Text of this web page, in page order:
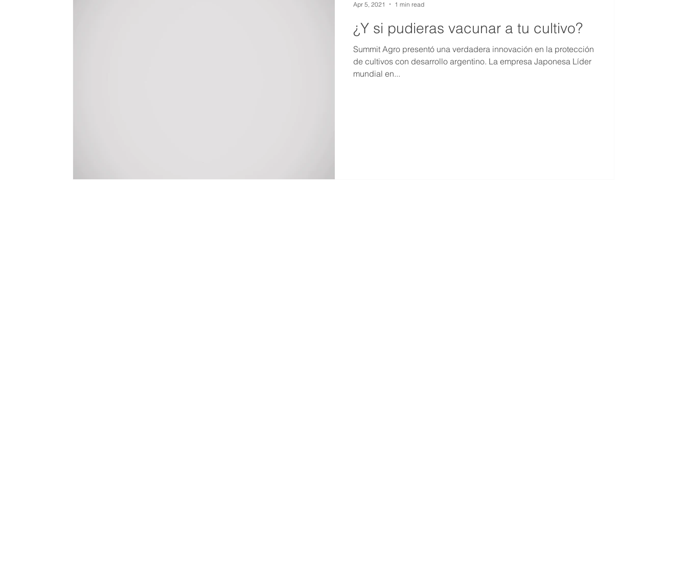
¿Y si pudieras vacunar a tu cultivo?
Summit Agro presentó una verdadera innovación en la protección
de cultivos con desarrollo argentino. La empresa Japonesa Líder
mundial en...
Apr 5, 2021 1 min read